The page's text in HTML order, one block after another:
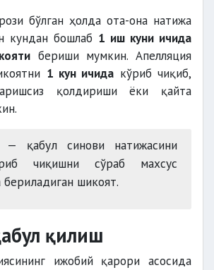
бўлган ҳолда ота-она натижа
кундан бошлаб 1 иш куни ичида
бериши мумкин. Апелляция
1 кун ичида кўриб чиқиб,
қолдириши ёки қайта
— қабул синови натижасини
чиқишни сўраб махсус
бериладиган шикоят.
қилиш
ижобий қарори асосида